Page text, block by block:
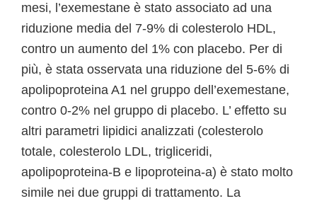
mesi, l’exemestane è stato associato ad una
riduzione media del 7-9% di colesterolo HDL,
contro un aumento del 1% con placebo. Per di
più, è stata osservata una riduzione del 5-6% di
apolipoproteina A1 nel gruppo dell’exemestane,
contro 0-2% nel gruppo di placebo. L’ effetto su
altri parametri lipidici analizzati (colesterolo
totale, colesterolo LDL, trigliceridi,
apolipoproteina-B e lipoproteina-a) è stato molto
simile nei due gruppi di trattamento. La